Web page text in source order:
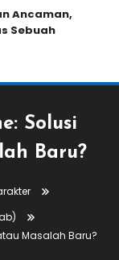
Ancaman,
Sebuah
Solusi
Baru?
Masalah Baru?